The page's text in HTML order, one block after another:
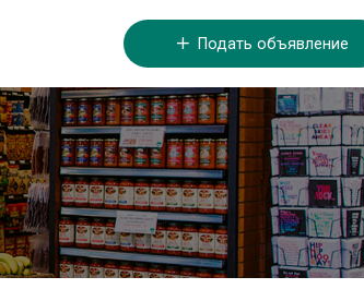
Подать объявление